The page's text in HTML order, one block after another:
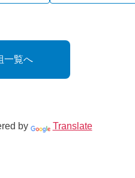
一覧へ
by Translate